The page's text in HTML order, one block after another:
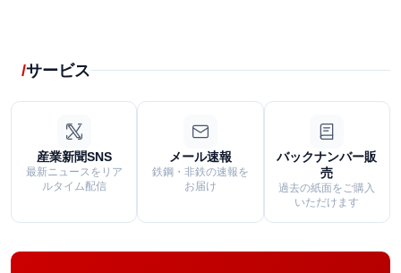
サービス
産業新聞SNS
最新ニュースをリア
ルタイム配信
メール速報
鉄鋼・非鉄の速報を
お届け
バックナンバー販
売
過去の紙面をご購入
いただけます